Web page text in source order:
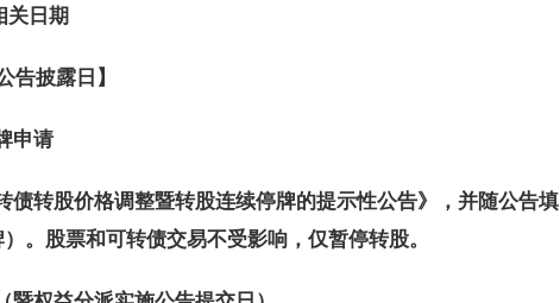
关日期
告披露日】
申请
债转股价格调整暨转股连续停牌的提示性公告》，并随公告填
。股票和可转债交易不受影响，仅暂停转股。